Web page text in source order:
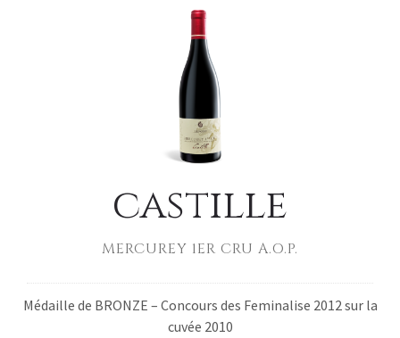
castille
MERCUREY 1ER CRU A.O.P.
Médaille de BRONZE – Concours des Feminalise 2012 sur la
cuvée 2010